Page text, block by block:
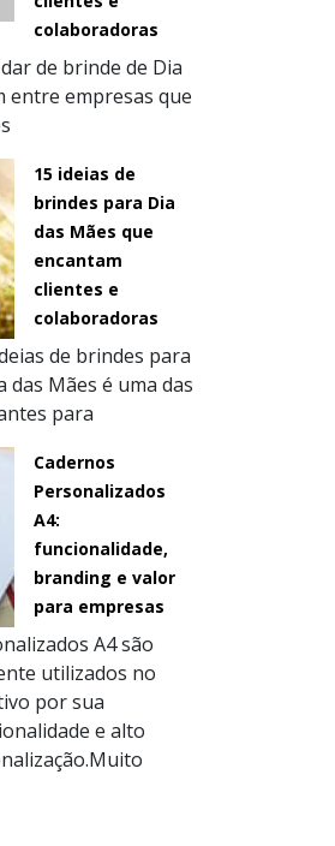
colaboradoras
de brinde de Dia
entre empresas que
15 ideias de
brindes para Dia
das Mães que
encantam
clientes e
colaboradoras
de brindes para
das Mães é uma das
para
Cadernos
Personalizados
A4:
funcionalidade,
branding e valor
para empresas
A4 são
utilizados no
por sua
e alto